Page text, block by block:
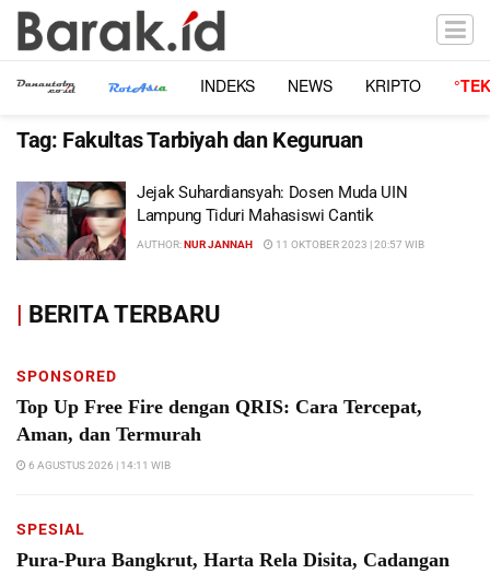
INDEKS NEWS KRIPTO
Tag: Fakultas Tarbiyah dan Keguruan
Jejak Suhardiansyah: Dosen Muda UIN
Lampung Tiduri Mahasiswi Cantik
AUTHOR:NUR JANNAH 11 OKTOBER 2023 | 20:57 WIB
| BERITA TERBARU
SPONSORED
Top Up Free Fire dengan QRIS: Cara Tercepat,
Aman, dan Termurah
6 AGUSTUS 2026 | 14:11 WIB
SPESIAL
Pura-Pura Bangkrut, Harta Rela Disita, Cadangan